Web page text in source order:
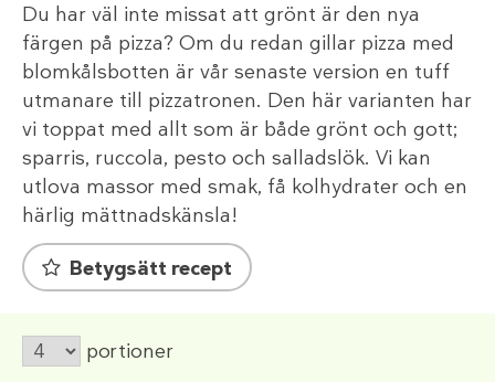
Du har väl inte missat att grönt är den nya
färgen på pizza? Om du redan gillar pizza med
blomkålsbotten är vår senaste version en tuff
utmanare till pizzatronen. Den här varianten har
vi toppat med allt som är både grönt och gott;
sparris, ruccola, pesto och salladslök. Vi kan
utlova massor med smak, få kolhydrater och en
härlig mättnadskänsla!
Betygsätt recept
portioner